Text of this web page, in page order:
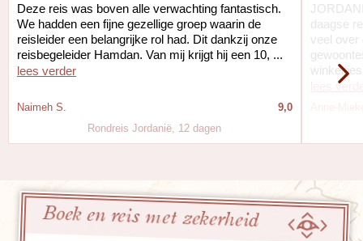
Deze reis was boven alle verwachting fantastisch.
We hadden een fijne gezellige groep waarin de
reisleider een belangrijke rol had. Dit dankzij onze
reisbegeleider Hamdan. Van mij krijgt hij een 10, ...
lees verder
Naimeh S.
9,0
Rondreis Jordanië, 12 dagen
daagse
veel over
lees
Boek en reis met zekerheid